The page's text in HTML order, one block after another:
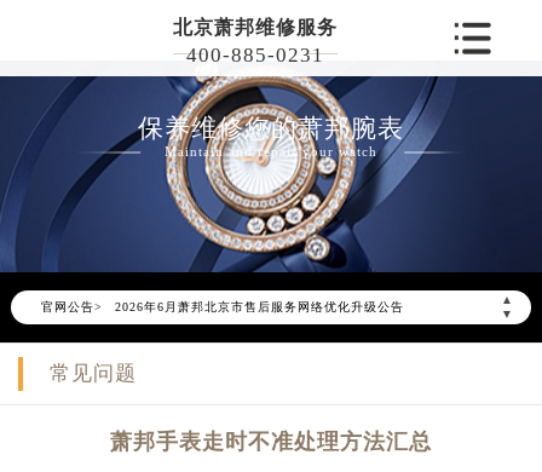
北京萧邦维修服务
400-885-0231
保养维修您的萧邦腕表
Maintain and repair your watch
官网公告>
▲
▼
2026年6月萧邦北京市售后服务网络优化升级公告
2026年6月北京市萧邦官方售后客户服务热线：400-885-0231
2026年6月萧邦售后服务中心最新网点地址：
常见问题
萧邦手表走时不准处理方法汇总